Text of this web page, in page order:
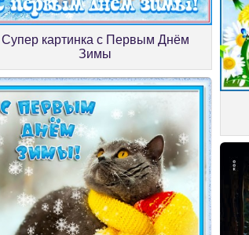
Супер картинка с Первым Днём
Зимы